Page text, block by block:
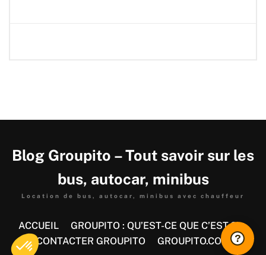
Blog Groupito – Tout savoir sur les
bus, autocar, minibus
Location de bus, autocar, minibus avec chauffeur
ACCUEIL
GROUPITO : QU’EST-CE QUE C’EST ?
CONTACTER GROUPITO
GROUPITO.COM ?